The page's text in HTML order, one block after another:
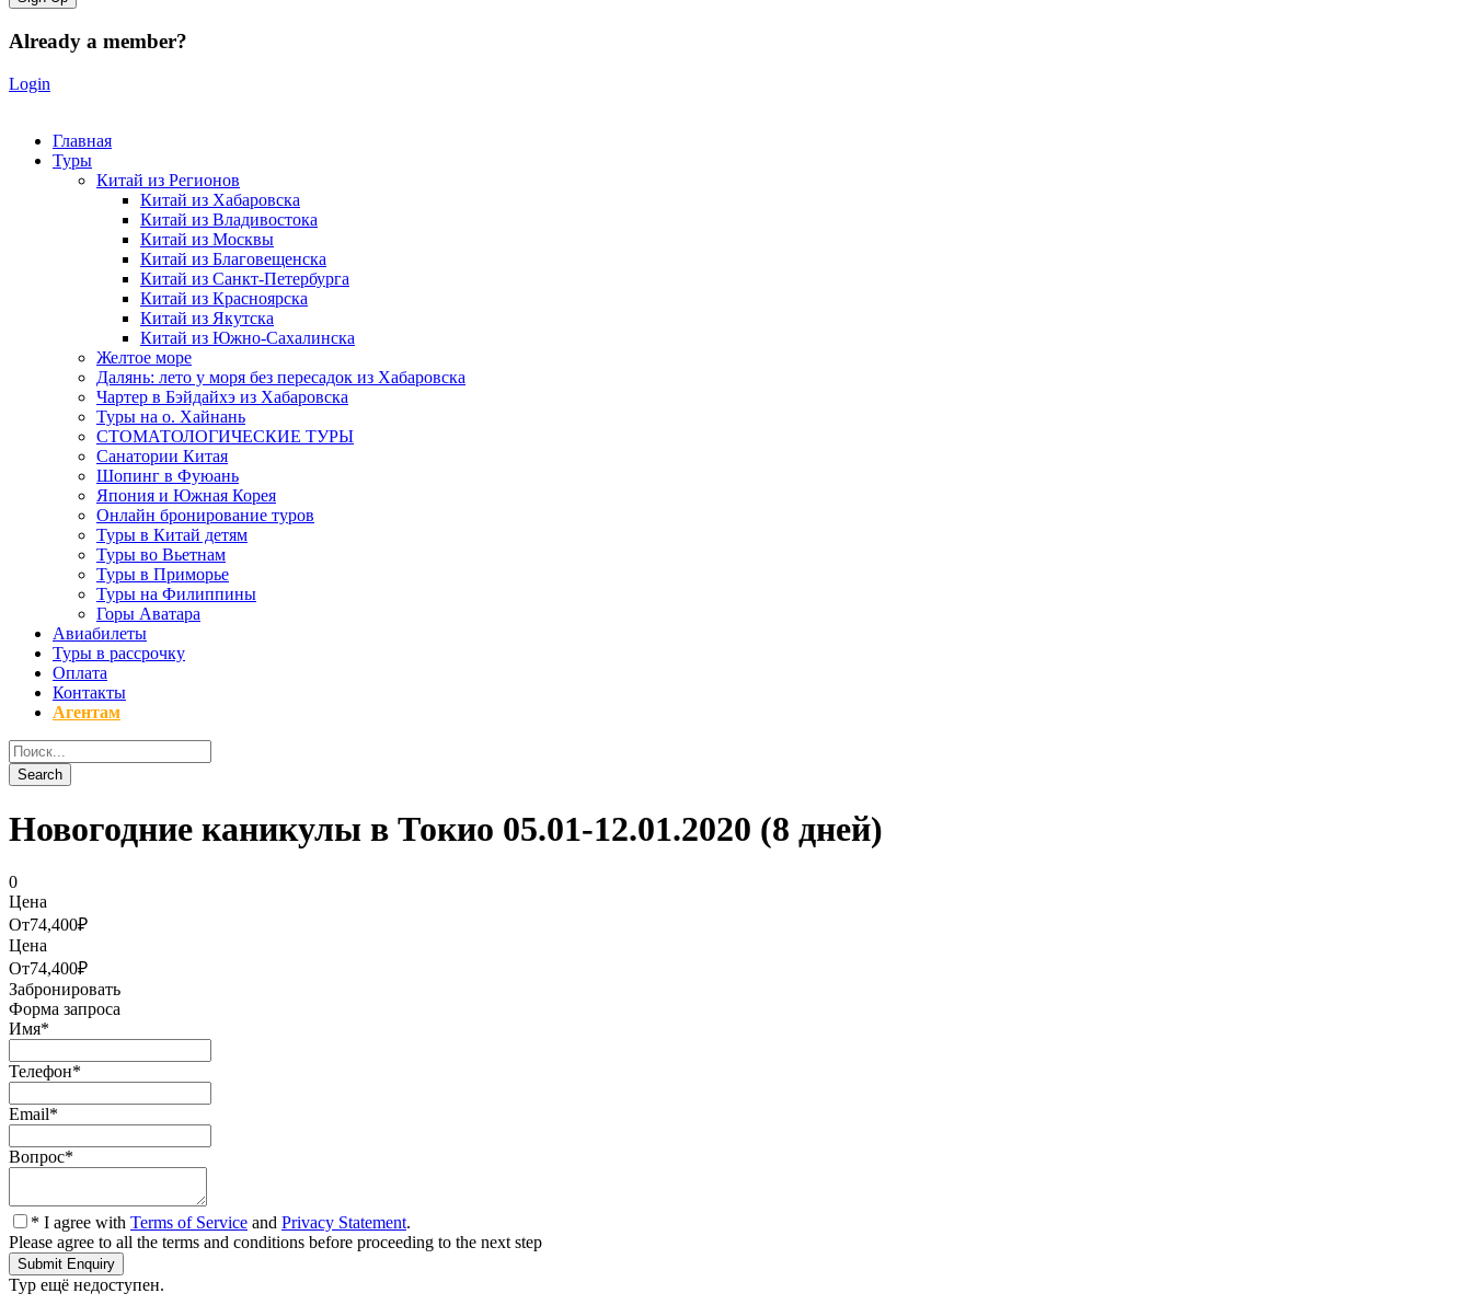
Already a member?
Login
Главная
Туры
Китай из Регионов
Китай из Хабаровска
Китай из Владивостока
Китай из Москвы
Китай из Благовещенска
Китай из Санкт-Петербурга
Китай из Красноярска
Китай из Якутска
Китай из Южно-Сахалинска
Желтое море
Далянь: лето у моря без пересадок из Хабаровска
Чартер в Бэйдайхэ из Хабаровска
Туры на о. Хайнань
СТОМАТОЛОГИЧЕСКИЕ ТУРЫ
Санатории Китая
Шопинг в Фуюань
Япония и Южная Корея
Онлайн бронирование туров
Туры в Китай детям
Туры во Вьетнам
Туры в Приморье
Туры на Филиппины
Горы Аватара
Авиабилеты
Туры в рассрочку
Оплата
Контакты
Агентам
Новогодние каникулы в Токио 05.01-12.01.2020 (8 дней)
0
Цена
От74,400₽
Цена
От74,400₽
Забронировать
Форма запроса
Имя*
Телефон*
Email*
Вопрос*
* I agree with Terms of Service and Privacy Statement.
Please agree to all the terms and conditions before proceeding to the next step
Тур ещё недоступен.